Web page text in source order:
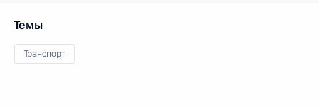
Темы
Транспорт